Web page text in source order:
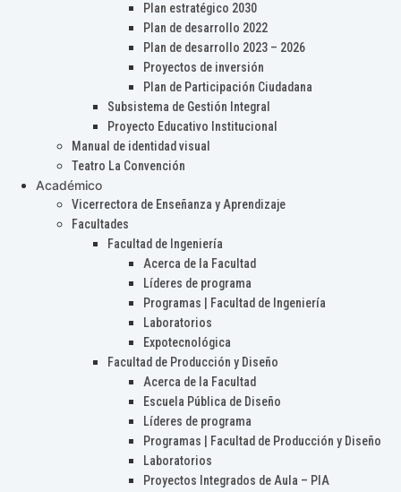
Plan estratégico 2030
Plan de desarrollo 2022
Plan de desarrollo 2023 – 2026
Proyectos de inversión
Plan de Participación Ciudadana
Subsistema de Gestión Integral
Proyecto Educativo Institucional
Manual de identidad visual
Teatro La Convención
Académico
Vicerrectora de Enseñanza y Aprendizaje
Facultades
Facultad de Ingeniería
Acerca de la Facultad
Líderes de programa
Programas | Facultad de Ingeniería
Laboratorios
Expotecnológica
Facultad de Producción y Diseño
Acerca de la Facultad
Escuela Pública de Diseño
Líderes de programa
Programas | Facultad de Producción y Diseño
Laboratorios
Proyectos Integrados de Aula – PIA